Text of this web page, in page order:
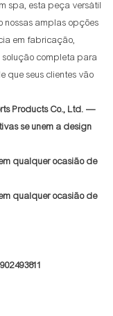
spa, esta peça versátil
nossas amplas opções
em fabricação,
solução completa para
que seus clientes vão
Products Co., Ltd. —
se unem a design